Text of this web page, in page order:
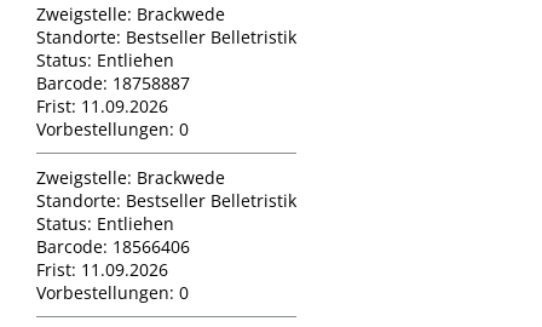
Zweigstelle: Brackwede
Standorte: Bestseller Belletristik
Status: Entliehen
Barcode: 18758887
Frist: 11.09.2026
Vorbestellungen: 0
Zweigstelle: Brackwede
Standorte: Bestseller Belletristik
Status: Entliehen
Barcode: 18566406
Frist: 11.09.2026
Vorbestellungen: 0